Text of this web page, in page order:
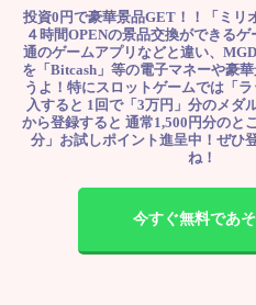
投資0円で豪華景品GET！！「ミリ
４時間OPENの景品交換ができる
通のゲームアプリなどと違い、
を「Bitcash」等の電子マネーや豪
うよ！特にスロットゲームでは「
入すると 1回で「3万円」分のメダ
から登録すると 通常1,500円分のと
分」お試しポイント進呈中！ぜひ
ね！
今すぐ無料であ